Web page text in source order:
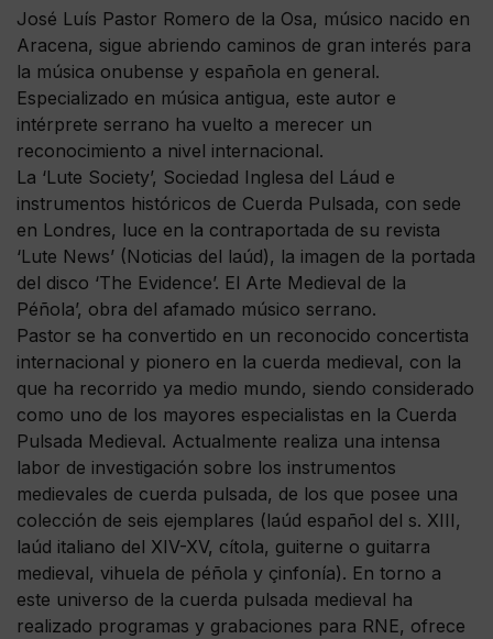
José Luís Pastor Romero de la Osa, músico nacido en
Aracena, sigue abriendo caminos de gran interés para
la música onubense y española en general.
Especializado en música antigua, este autor e
intérprete serrano ha vuelto a merecer un
reconocimiento a nivel internacional.
La ‘Lute Society’, Sociedad Inglesa del Láud e
instrumentos históricos de Cuerda Pulsada, con sede
en Londres, luce en la contraportada de su revista
‘Lute News’ (Noticias del laúd), la imagen de la portada
del disco ‘The Evidence’. El Arte Medieval de la
Péñola’, obra del afamado músico serrano.
Pastor se ha convertido en un reconocido concertista
internacional y pionero en la cuerda medieval, con la
que ha recorrido ya medio mundo, siendo considerado
como uno de los mayores especialistas en la Cuerda
Pulsada Medieval. Actualmente realiza una intensa
labor de investigación sobre los instrumentos
medievales de cuerda pulsada, de los que posee una
colección de seis ejemplares (laúd español del s. XIII,
laúd italiano del XIV-XV, cítola, guiterne o guitarra
medieval, vihuela de péñola y çinfonía). En torno a
este universo de la cuerda pulsada medieval ha
realizado programas y grabaciones para RNE, ofrece